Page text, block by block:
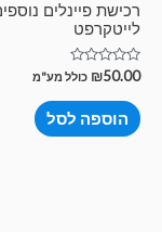
רכישת פיינלים
לייטקרפט
דורג
מתוך
5
₪50.00 כולל מע"מ
הוספה לסל